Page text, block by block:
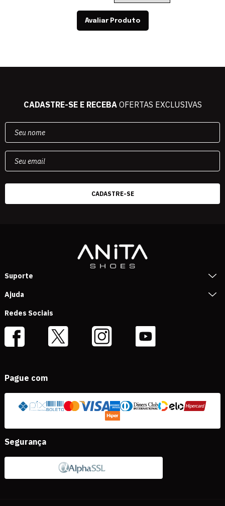
Avaliar Produto
CADASTRE-SE E RECEBAOFERTAS EXCLUSIVAS
Suporte
Ajuda
Redes Sociais
Pague com
Segurança